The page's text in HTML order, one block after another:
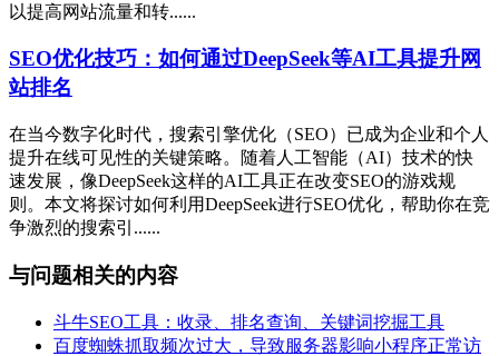
以提高网站流量和转......
SEO优化技巧：如何通过DeepSeek等AI工具提升网
站排名
在当今数字化时代，搜索引擎优化（SEO）已成为企业和个人
提升在线可见性的关键策略。随着人工智能（AI）技术的快
速发展，像DeepSeek这样的AI工具正在改变SEO的游戏规
则。本文将探讨如何利用DeepSeek进行SEO优化，帮助你在竞
争激烈的搜索引......
与问题相关的内容
斗牛SEO工具：收录、排名查询、关键词挖掘工具
百度蜘蛛抓取频次过大，导致服务器影响小程序正常访